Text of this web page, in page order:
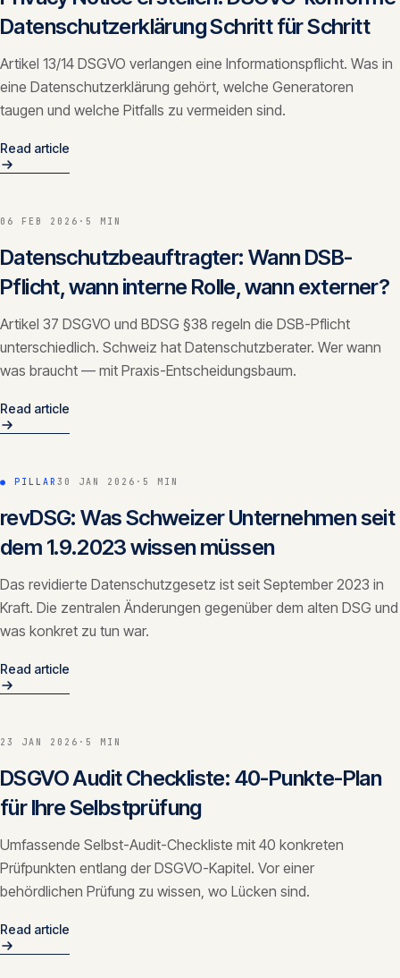
Datenschutzerklärung Schritt für Schritt
Artikel 13/14 DSGVO verlangen eine Informationspflicht. Was in
eine Datenschutzerklärung gehört, welche Generatoren
taugen und welche Pitfalls zu vermeiden sind.
Read article
06 FEB 2026 · 5 MIN
Datenschutzbeauftragter: Wann DSB-
Pflicht, wann interne Rolle, wann externer?
Artikel 37 DSGVO und BDSG §38 regeln die DSB-Pflicht
unterschiedlich. Schweiz hat Datenschutzberater. Wer wann
was braucht — mit Praxis-Entscheidungsbaum.
Read article
● PILLAR 30 JAN 2026 · 5 MIN
revDSG: Was Schweizer Unternehmen seit
dem 1.9.2023 wissen müssen
Das revidierte Datenschutzgesetz ist seit September 2023 in
Kraft. Die zentralen Änderungen gegenüber dem alten DSG und
was konkret zu tun war.
Read article
23 JAN 2026 · 5 MIN
DSGVO Audit Checkliste: 40-Punkte-Plan
für Ihre Selbstprüfung
Umfassende Selbst-Audit-Checkliste mit 40 konkreten
Prüfpunkten entlang der DSGVO-Kapitel. Vor einer
behördlichen Prüfung zu wissen, wo Lücken sind.
Read article